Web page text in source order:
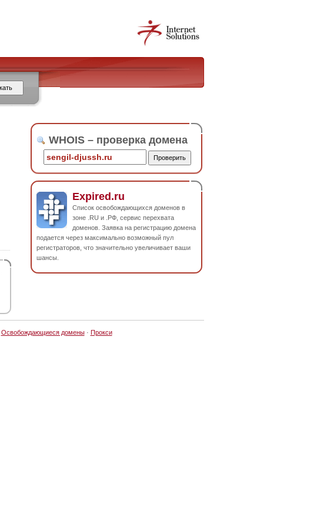
WHOIS – проверка домена
Expired.ru
Список освобождающихся доменов в
зоне .RU и .РФ, сервис перехвата
доменов. Заявка на регистрацию домена
подается через максимально возможный пул
регистраторов, что значительно увеличивает ваши
шансы.
Освобождающиеся домены· Прокси